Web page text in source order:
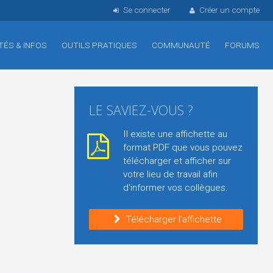
Se connecter Créer un compte
& INFOS OUTILS PRATIQUES COMMUNAUTÉ FORUMS
LE SAVIEZ-VOUS ?
Il existe une affichette au
format PDF que vous pouvez
télécharger et afficher sur
votre lieu de travail afin
d'informer vos collègues.
Télécharger l'affichette